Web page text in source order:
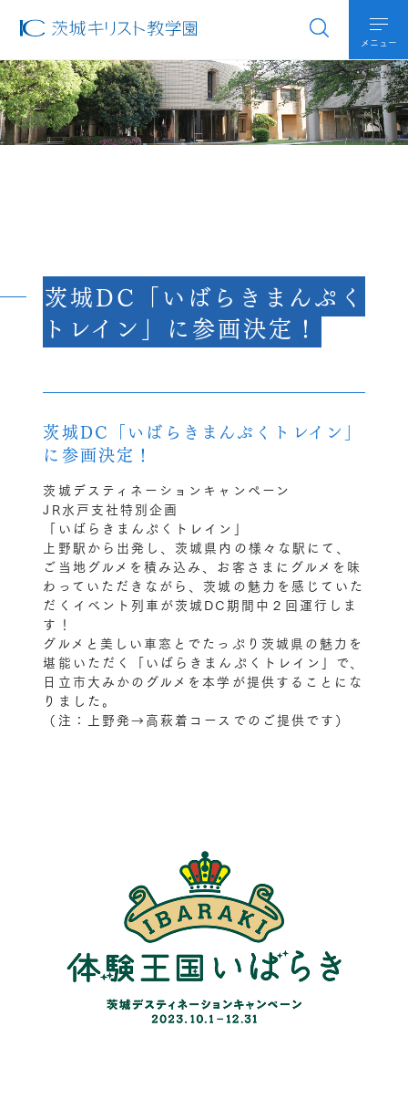
メニュー
茨城DC「いばらきまんぷく
トレイン」に参画決定！
茨城DC「いばらきまんぷくトレイン」
に参画決定！
茨城デスティネーションキャンペーン
JR水戸支社特別企画
「いばらきまんぷくトレイン」
上野駅から出発し、茨城県内の様々な駅にて、
ご当地グルメを積み込み、お客さまにグルメを味
わっていただきながら、茨城の魅力を感じていた
だくイベント列車が茨城DC期間中２回運行しま
す！
グルメと美しい車窓とでたっぷり茨城県の魅力を
堪能いただく「いばらきまんぷくトレイン」で、
日立市大みかのグルメを本学が提供することにな
りました。
（注：上野発→高萩着コースでのご提供です）